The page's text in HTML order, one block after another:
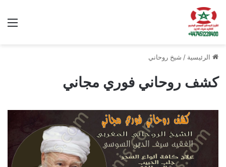
الرئيسية / شيخ روحاني
كشف روحاني فوري مجاني